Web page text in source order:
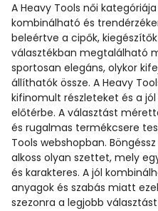
A Heavy Tools női
kombinálható és
beleértve a cipők,
választékban megtalálható
sportosan elegáns, olykor
állíthatók össze. A Heavy
kifinomult részleteket és a
előtérbe. A választást
és rugalmas termékcsere
Tools webshopban.
alkoss olyan szettet, mely
és karakteres. A jól
anyagok és szabás miatt
szezonra a legjobb